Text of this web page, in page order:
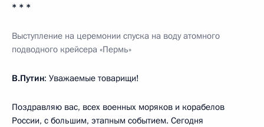
* * *
Выступление на церемонии спуска на воду атомного
подводного крейсера «Пермь»
В.Путин: Уважаемые товарищи!
Поздравляю вас, всех военных моряков и корабелов
России, с большим, этапным событием. Сегодня